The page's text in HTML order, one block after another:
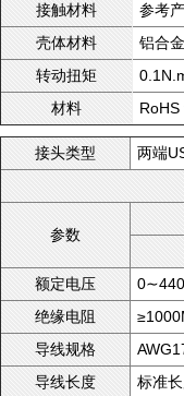
接触材料 参考
壳体材料 铝合金
转动扭矩
材料 RoHS
接头类型 两端
参数
额定电压
绝缘电阻
导线规格
导线长度 标准